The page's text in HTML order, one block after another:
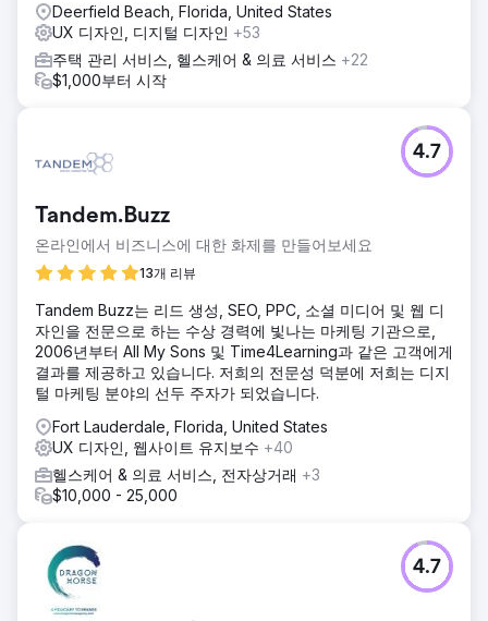
Deerfield Beach, Florida, United States
UX 디자인, 디지털 디자인 +53
주택 관리 서비스, 헬스케어 & 의료 서비스 +22
$1,000부터 시작
Tandem.Buzz
온라인에서 비즈니스에 대한 화제를 만들어보세요
13개 리뷰
4.7
Tandem Buzz는 리드 생성, SEO, PPC, 소셜 미디어 및 웹 디
자인을 전문으로 하는 수상 경력에 빛나는 마케팅 기관으로,
2006년부터 All My Sons 및 Time4Learning과 같은 고객에게
결과를 제공하고 있습니다. 저희의 전문성 덕분에 저희는 디지
털 마케팅 분야의 선두 주자가 되었습니다.
Fort Lauderdale, Florida, United States
UX 디자인, 웹사이트 유지보수 +40
헬스케어 & 의료 서비스, 전자상거래 +3
$10,000 - 25,000
4.7